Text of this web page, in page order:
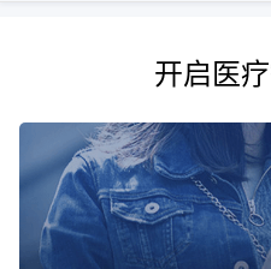
开启医